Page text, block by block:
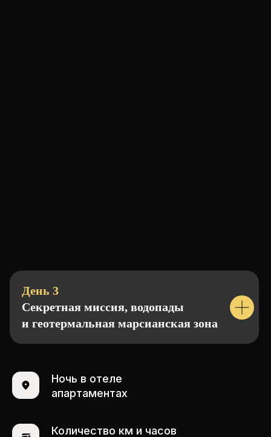
День 3
Секретная миссия, водопады
и геотермальная марсианская зона
Ночь в отеле
апартаментах
Количество км и часов